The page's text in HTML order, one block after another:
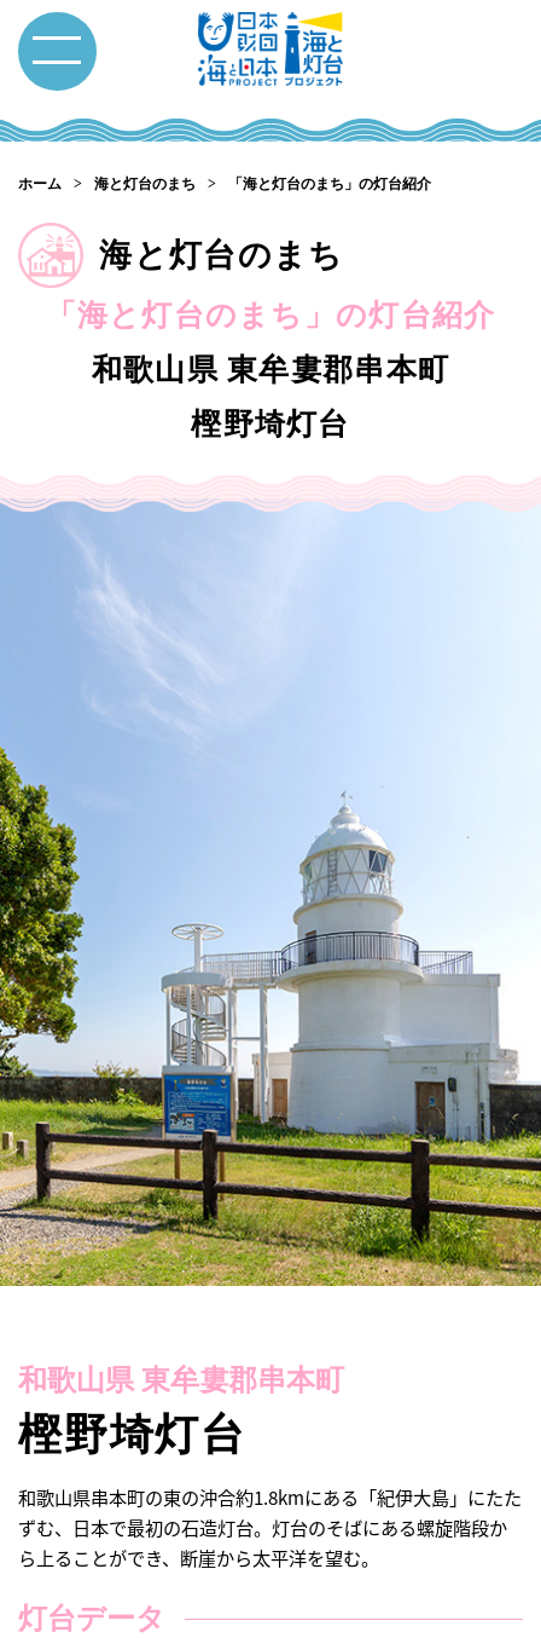
ホーム 海と灯台のまち 「海と灯台のまち」の灯台紹介
海と灯台のまち
「海と灯台のまち」の灯台紹介
和歌山県 東牟婁郡串本町
樫野埼灯台
和歌山県 東牟婁郡串本町
樫野埼灯台
和歌山県串本町の東の沖合約1.8kmにある「紀伊大島」にたた
ずむ、日本で最初の石造灯台。灯台のそばにある螺旋階段か
ら上ることができ、断崖から太平洋を望む。
灯台データ